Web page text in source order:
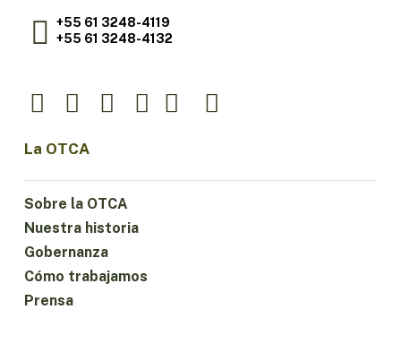
+55 61 3248-4119
+55 61 3248-4132
La OTCA
Sobre la OTCA
Nuestra historia
Gobernanza
Cómo trabajamos
Prensa